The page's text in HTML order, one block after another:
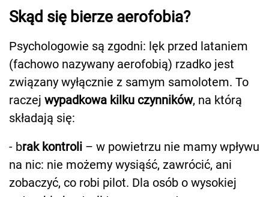
Skąd się bierze aerofobia?
Psychologowie są zgodni: lęk przed lataniem
(fachowo nazywany aerofobią) rzadko jest
związany wyłącznie z samym samolotem. To
raczej wypadkowa kilku czynników, na którą
składają się:
- brak kontroli – w powietrzu nie mamy wpływu
na nic: nie możemy wysiąść, zawrócić, ani
zobaczyć, co robi pilot. Dla osób o wysokiej